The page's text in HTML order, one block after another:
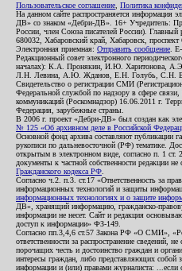
Пользовательское соглашение Политика
На данном сайте распространяется информация
ДВ» со знаком «Дебри-ДВ». 16+ Учредитель:
России, член Союза писателей России).
680032, Хабаровский край, Хабаровск,
Электронная приемная: Отправить сообщение .
Редакционный совет электронного
началах): К.А. Пронякин, И.Ю. Харитонова,
Л.Н. Левина, А.Ю. Жданов, Е.Н. Голубь, С.Н.
Свидетельство о регистрации СМИ
Федеральной службой по надзору в сфере
коммуникаций (Роскомнадзор) 16.06.2011 г.
Федерация, зарубежные страны.
В 2006 г. проект «Дебри-ДВ» был создан как
№ 125 «Об архивном деле в Российской
Основной фонд архива составляют публикации
рукописи по дальневосточной (РФ) тематике.
открытым в электронном виде, согласно п. 1
документы к частной собственности редакции
Гражданского кодекса РФ
Согласно ч.2. п.3. ст.17 «Ответственность за
информационных технологий и защиты
информационных технологиях и о защите
ДВ», хранящий информацию, гражданско-
информации не несет. Сайт и редакция
доступ к информации» ФЗ-149.
Согласно пп.3,4,6 ст.57 Закона РФ «О СМИ»,
ответственности за распространение сведений,
порочащих честь и достоинство граждан и
интересы граждан, либо представляющих собой
информации и (или) правами журналиста: